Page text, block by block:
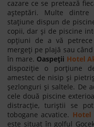
cazare ce se pretează
așteptări. Multe
stațiune dispun de
copii, dar și de piscine
opțiuni de a vă
mergeți pe plajă sau
în mare. Oaspeții Hotel
dispoziție o porțiune
amestec de nisip și
șezlonguri și saltele. De
cele două piscine
distracție, turiștii se
tobogane acvatice. Hotel
este situat în golful